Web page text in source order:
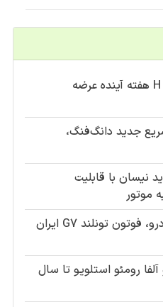
🔴مکسوس استار H هفته آینده عرضه
جدید دانگ‌فنگ،
نیسان با قابلیت
موتور
از عجایب بازار خودرو، فوتون تونلند G7 ایران
رومئو استلویو تا سال